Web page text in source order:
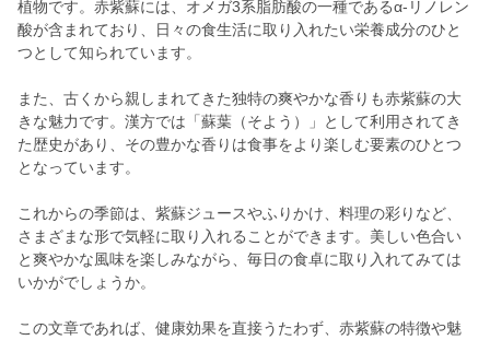
植物です。赤紫蘇には、オメガ3系脂肪酸の一種であるα-リノレン
酸が含まれており、日々の食生活に取り入れたい栄養成分のひと
つとして知られています。
また、古くから親しまれてきた独特の爽やかな香りも赤紫蘇の大
きな魅力です。漢方では「蘇葉（そよう）」として利用されてき
た歴史があり、その豊かな香りは食事をより楽しむ要素のひとつ
となっています。
これからの季節は、紫蘇ジュースやふりかけ、料理の彩りなど、
さまざまな形で気軽に取り入れることができます。美しい色合い
と爽やかな風味を楽しみながら、毎日の食卓に取り入れてみては
いかがでしょうか。
この文章であれば、健康効果を直接うたわず、赤紫蘇の特徴や魅